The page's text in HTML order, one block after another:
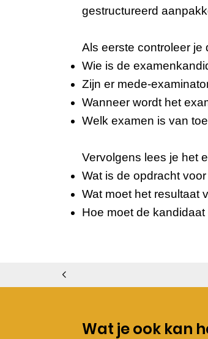
gestructureerd
Als eerste controleer
Wie is de
Zijn er mede-
Wanneer wordt het
Welk examen is van
Vervolgens lees je het
Wat is de opdracht
Wat moet het resultaat
Hoe moet de
Wat je ook kan